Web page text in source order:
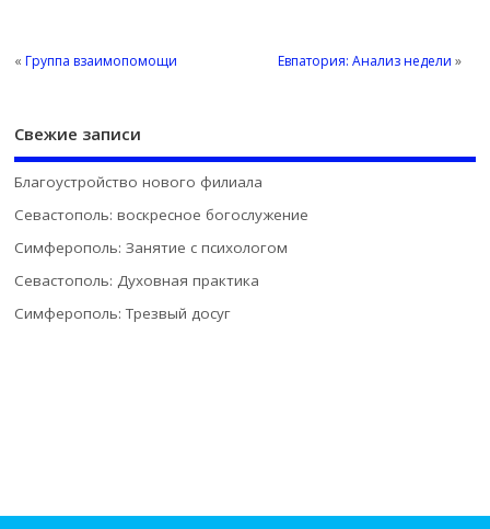
«Группа взаимопомощи Евпатория: Анализ недели »
Свежие записи
Благоустройство нового филиала
Севастополь: воскресное богослужение
Симферополь: Занятие с психологом
Севастополь: Духовная практика
Симферополь: Трезвый досуг